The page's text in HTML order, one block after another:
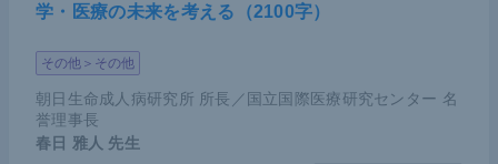
学・医療の未来を考える（2100字）
その他＞その他
朝日生命成人病研究所 所長／国立国際医療研究センター 名
誉理事長
春日 雅人 先生